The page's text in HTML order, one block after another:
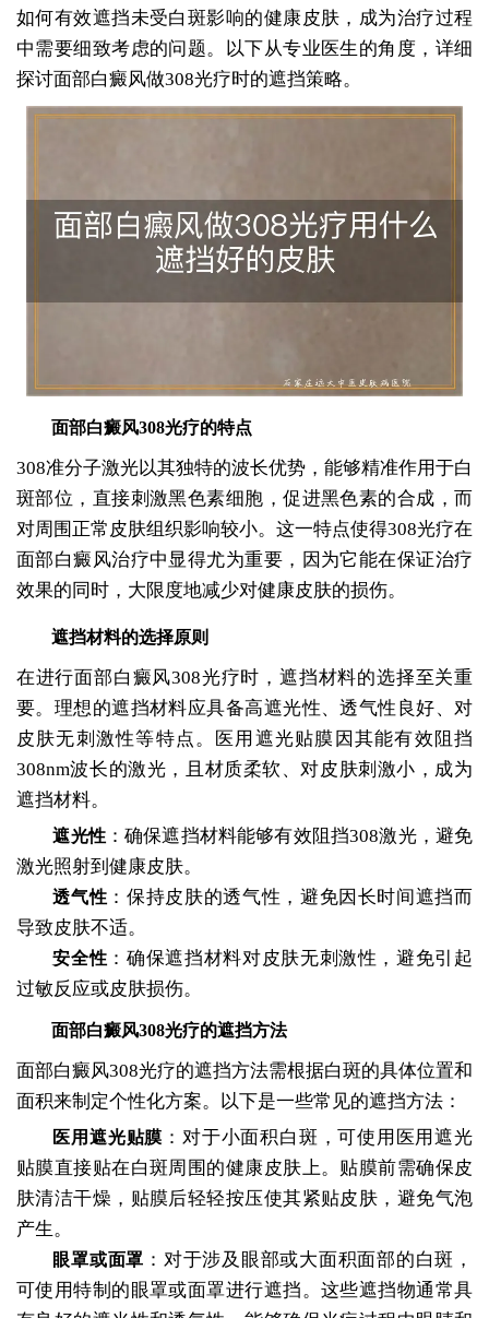
如何有效遮挡未受白斑影响的健康皮肤，成为治疗过程
中需要细致考虑的问题。以下从专业医生的角度，详细
探讨面部白癜风做308光疗时的遮挡策略。
面部白癜风308光疗的特点
308准分子激光以其独特的波长优势，能够精准作用于白
斑部位，直接刺激黑色素细胞，促进黑色素的合成，而
对周围正常皮肤组织影响较小。这一特点使得308光疗在
面部白癜风治疗中显得尤为重要，因为它能在保证治疗
效果的同时，大限度地减少对健康皮肤的损伤。
遮挡材料的选择原则
在进行面部白癜风308光疗时，遮挡材料的选择至关重
要。理想的遮挡材料应具备高遮光性、透气性良好、对
皮肤无刺激性等特点。医用遮光贴膜因其能有效阻挡
308nm波长的激光，且材质柔软、对皮肤刺激小，成为
遮挡材料。
遮光性：确保遮挡材料能够有效阻挡308激光，避免
激光照射到健康皮肤。
透气性 ：保持皮肤的透气性，避免因长时间遮挡而
导致皮肤不适。
安全性 ：确保遮挡材料对皮肤无刺激性，避免引起
过敏反应或皮肤损伤。
面部白癜风308光疗的遮挡方法
面部白癜风308光疗的遮挡方法需根据白斑的具体位置和
面积来制定个性化方案。以下是一些常见的遮挡方法：
医用遮光贴膜 ：对于小面积白斑，可使用医用遮光
贴膜直接贴在白斑周围的健康皮肤上。贴膜前需确保皮
肤清洁干燥，贴膜后轻轻按压使其紧贴皮肤，避免气泡
产生。
眼罩或面罩 ：对于涉及眼部或大面积面部的白斑，
可使用特制的眼罩或面罩进行遮挡。这些遮挡物通常具